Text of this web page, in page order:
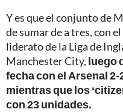
Y es que el conjunto de
de sumar de a tres, con
liderato de la Liga de
Manchester City, luego
fecha con el Arsenal
mientras que los
con 23 unidades.